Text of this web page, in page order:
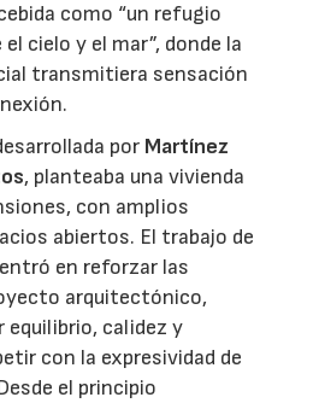
como “un refugio
cielo y el mar”, donde la
transmitiera sensación
por Martínez
, planteaba una vivienda
con amplios
abiertos. El trabajo de
en reforzar las
arquitectónico,
equilibrio, calidez y
con la expresividad de
el principio